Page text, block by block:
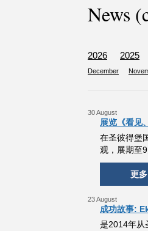
News
2026 2025
December
30 August
展览《看见
在圣彼得堡
观，展期至9
更多
23 August
成功故事:
是2014年从